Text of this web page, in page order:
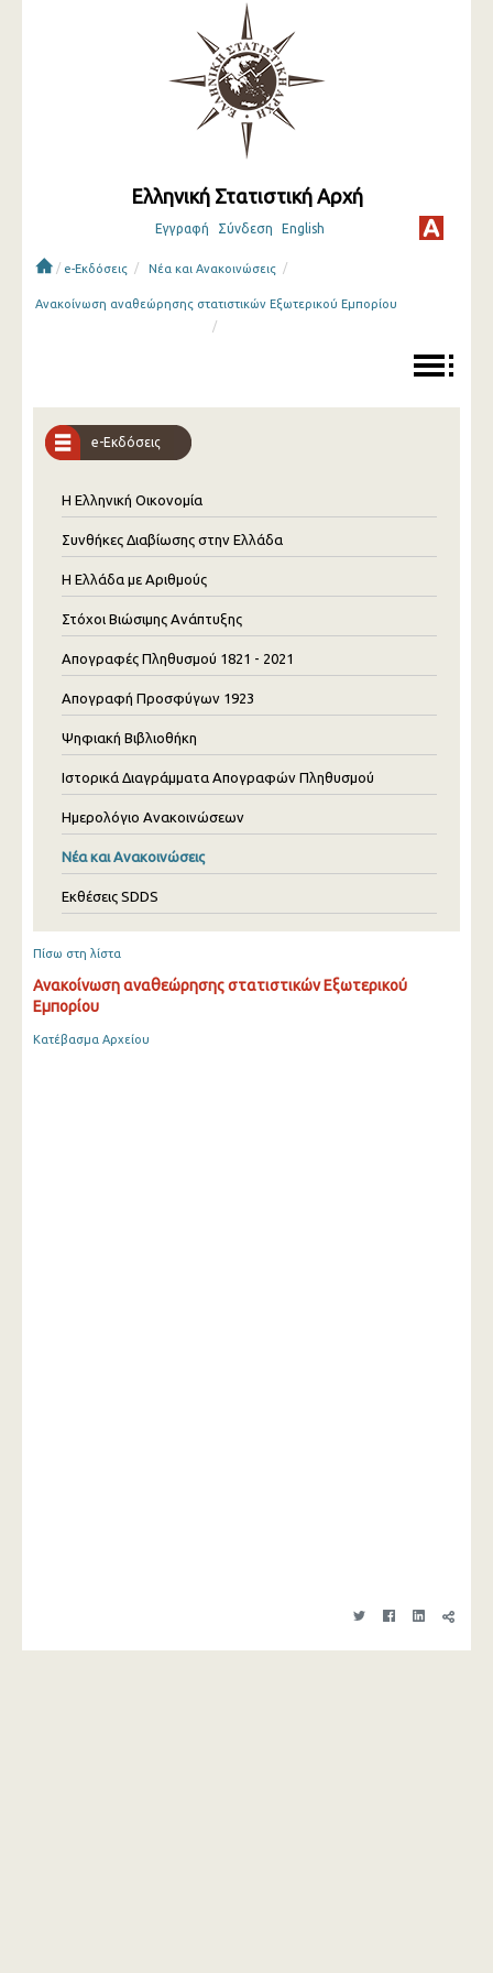
Ελληνική Στατιστική Αρχή
Εγγραφή Σύνδεση English
/ e-Εκδόσεις / Νέα και Ανακοινώσεις /
Ανακοίνωση αναθεώρησης στατιστικών Eξωτερικού Eμπορίου
/
e-Εκδόσεις
Η Ελληνική Οικονομία
Συνθήκες Διαβίωσης στην Ελλάδα
Η Ελλάδα με Αριθμούς
Στόχοι Βιώσιμης Ανάπτυξης
Απογραφές Πληθυσμού 1821 - 2021
Απογραφή Προσφύγων 1923
Ψηφιακή Βιβλιοθήκη
Ιστορικά Διαγράμματα Απογραφών Πληθυσμού
Ημερολόγιο Ανακοινώσεων
Νέα και Ανακοινώσεις
Εκθέσεις SDDS
Πίσω στη λίστα
Ανακοίνωση αναθεώρησης στατιστικών Eξωτερικού
Eμπορίου
Κατέβασμα Αρχείου